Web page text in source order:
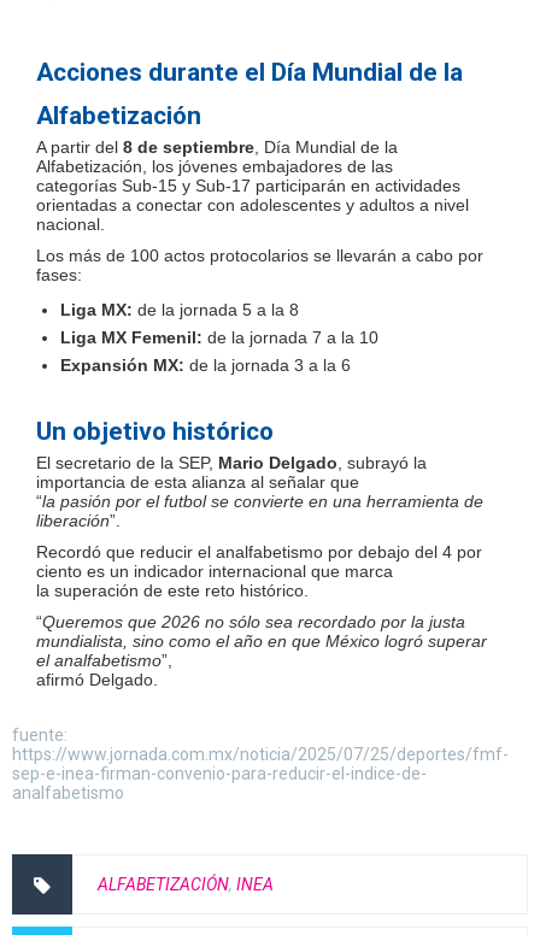
Acciones durante el Día Mundial de la
Alfabetización
A partir del 8 de septiembre , Día Mundial de la
Alfabetización, los jóvenes embajadores de las
categorías Sub-15 y Sub-17 participarán en actividades
orientadas a conectar con adolescentes y adultos a nivel
nacional.
Los más de 100 actos protocolarios se llevarán a cabo por
fases:
Liga MX: de la jornada 5 a la 8
Liga MX Femenil: de la jornada 7 a la 10
Expansión MX: de la jornada 3 a la 6
Un objetivo histórico
El secretario de la SEP, Mario Delgado , subrayó la
importancia de esta alianza al señalar que
“la pasión por el futbol se convierte en una herramienta de
liberación”.
Recordó que reducir el analfabetismo por debajo del 4 por
ciento es un indicador internacional que marca
la superación de este reto histórico.
“Queremos que 2026 no sólo sea recordado por la justa
mundialista, sino como el año en que México logró superar
el analfabetismo”,
afirmó Delgado.
fuente:
https://www.jornada.com.mx/noticia/2025/07/25/deportes/fmf-
sep-e-inea-firman-convenio-para-reducir-el-indice-de-
analfabetismo
ALFABETIZACIÓN, INEA